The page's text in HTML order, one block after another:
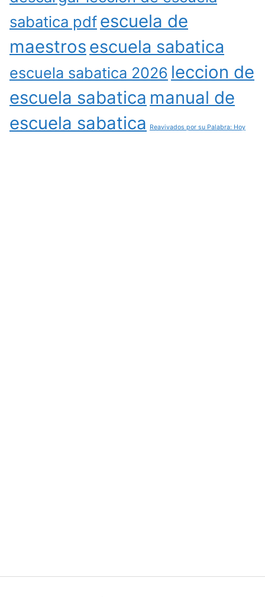
sabatica pdfescuela de
maestros escuela sabatica
escuela sabatica 2026 leccion de
escuela sabatica manual de
escuela sabatica
Reavivados por su Palabra: Hoy